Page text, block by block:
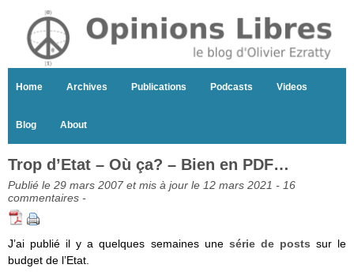
Home Archives Publications Podcasts Videos
Blog About
Trop d’Etat – Où ça? – Bien en PDF…
Publié le 29 mars 2007 et mis à jour le 12 mars 2021 - 16
commentaires -
J’ai publié il y a quelques semaines une série de posts sur le
budget de l’Etat.